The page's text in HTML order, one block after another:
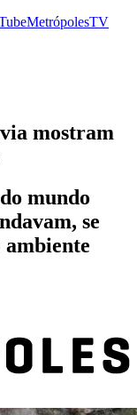
MetrópolesTV
mostram
mundo
se